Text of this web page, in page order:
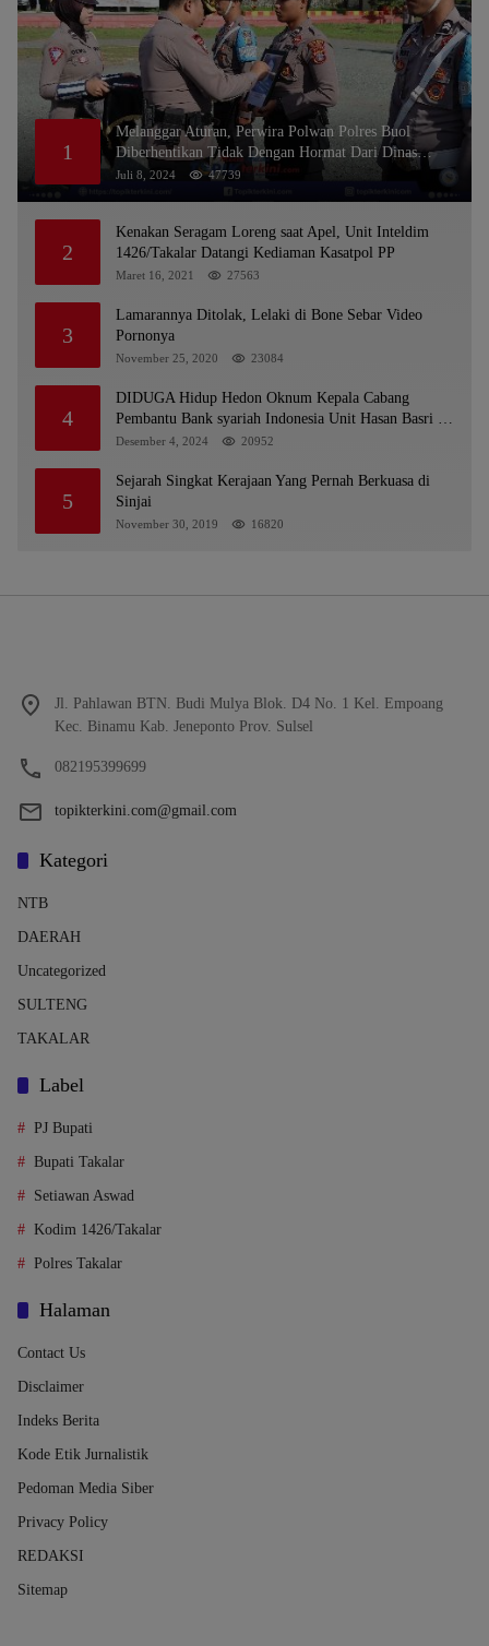
1
Melanggar Aturan, Perwira Polwan Polres Buol
Diberhentikan Tidak Dengan Hormat Dari Dinas
Kepolisian
Juli 8, 2024 47739
2
Kenakan Seragam Loreng saat Apel, Unit Inteldim
1426/Takalar Datangi Kediaman Kasatpol PP
Maret 16, 2021 27563
3
Lamarannya Ditolak, Lelaki di Bone Sebar Video
Pornonya
November 25, 2020 23084
4
DIDUGA Hidup Hedon Oknum Kepala Cabang
Pembantu Bank syariah Indonesia Unit Hasan Basri di
Banjarmasin Tipu Nasabah Prioritasnya Hingga
OJK Kalsel : Bertemu Tanggal 11
Desember 4, 2024 20952
5
Sejarah Singkat Kerajaan Yang Pernah Berkuasa di
Sinjai
November 30, 2019 16820
Jl. Pahlawan BTN. Budi Mulya Blok. D4 No. 1 Kel. Empoang
Kec. Binamu Kab. Jeneponto Prov. Sulsel
082195399699
topikterkini.com@gmail.com
Kategori
NTB
DAERAH
Uncategorized
SULTENG
TAKALAR
Label
PJ Bupati
Bupati Takalar
Setiawan Aswad
Kodim 1426/Takalar
Polres Takalar
Halaman
Contact Us
Disclaimer
Indeks Berita
Kode Etik Jurnalistik
Pedoman Media Siber
Privacy Policy
REDAKSI
Sitemap